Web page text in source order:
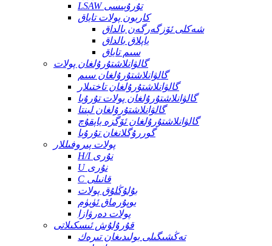
LSAW تۇرۇبىسى
كاربون پولات تاياق
شەكلى ئۆزگەرگەن بالداق
ياپلاق بالداق
سىم تاياق
گالۋانلاشتۇرۇلغان پولات
گالۋانلاشتۇرۇلغان سىم
گالۋانلاشتۇرۇلغان تاختىلار
گالۋانلاشتۇرۇلغان پولات تۇرۇبا
گالۋانلاشتۇرۇلغان لېنتا
گالۋانلاشتۇرۇلغان ئۆگزە ياپقۇچ
گوررۇگلانغان تۇرۇبا
پولات پىروفىللار
H/I نۇرى
U نۇرى
C قانىلى
بۇلۇڭلۇق پولات
يوپۇرماق ئۈيۈم
پولات دەرۋازا
قۇرۇلۇش ئىسكىلاتى
تەڭشىگىلى بولىدىغان تىرەك